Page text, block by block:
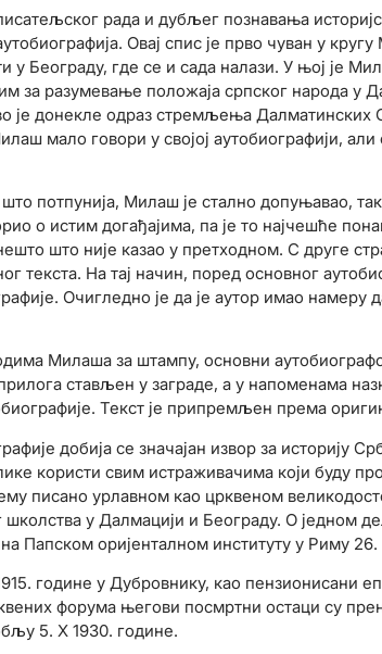
рада и дубљег познавања
Овај спис је прво чуван у
у Београду, где се и сада налази. У њој је
за разумевање положаја српског народа у
је донекле одраз стремљења Далматинских
мало говори у својој аутобиографији, али
потпунија, Милаш је стално допуњавао,
о истим догађајима, па је то најчешће
што није казао у претходном. С друге
текста. На тај начин, поред основног
Очигледно је да је аутор имао намеру
Милаша за штампy, основни
стављен у заграде, а у напоменама
Текст је припремљен према
добија се значајан извор за историју
користи свим истраживачима који буду
писано yрлавном као црквеном
школства у Далмацији и Београду. О једном
Папском оријенталном институту у Риму
године у Дубровнику, као пензионисани
форума његови посмртни остаци су
5. Х 1930. године.